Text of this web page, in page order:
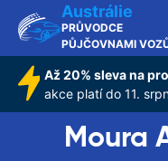
Austrálie
PRŮVODCE
PŮJČOVNAMI
Až 20% sleva na
akce platí do 11.
Moura